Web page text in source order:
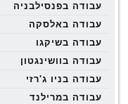
עבודה בפנסילבניה
עבודה באלסקה
עבודה בשיקגו
עבודה בוושינגטון
עבודה בניו ג'רזי
עבודה במרילנד